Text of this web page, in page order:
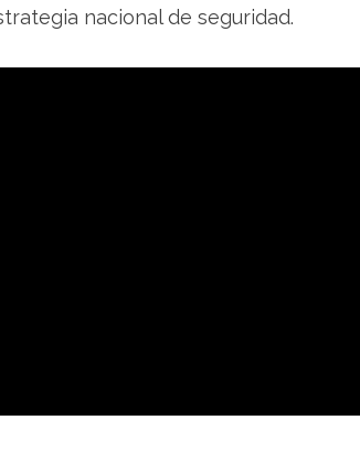
nacional de seguridad.